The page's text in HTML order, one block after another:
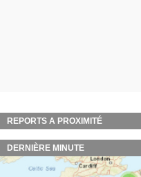
REPORTS A PROXIMITÉ
DERNIÈRE MINUTE